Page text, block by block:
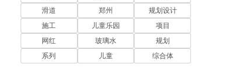
滑道
郑州
规划设计
施工
儿童乐园
项目
网红
玻璃水
规划
系列
儿童 综合体